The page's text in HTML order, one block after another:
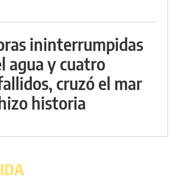
ininterrumpidas
agua y cuatro
cruzó el mar
historia